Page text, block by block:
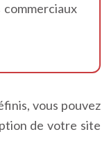
vous pouvez
de votre site